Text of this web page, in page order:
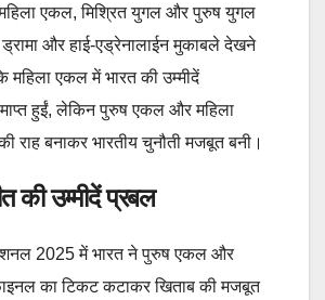
एकल, मिश्रित युगल और पुरुष युगल
और हाई-एड्रेनालाईन मुकाबले देखने
महिला एकल में भारत की उम्मीदें
हुईं, लेकिन पुरुष एकल और महिला
राह बनाकर भारतीय चुनौती मजबूत बनी।
की उम्मीदें प्रबल
2025 में भारत ने पुरुष एकल और
का टिकट कटाकर खिताब की मजबूत